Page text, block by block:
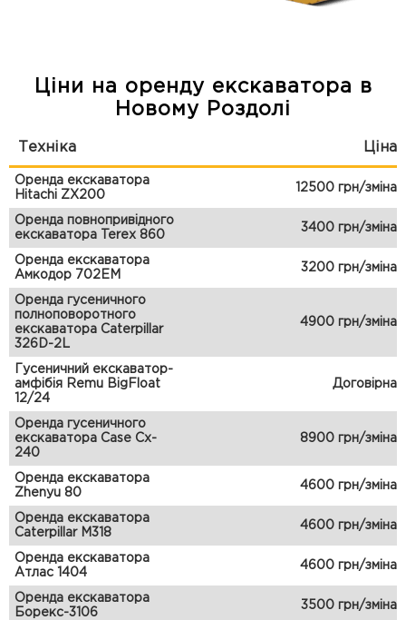
Ціни на оренду екскаватора в
Новому Роздолі
Техніка Ціна
Оренда екскаватора
Hitachi ZX200
12500 грн/зміна
Оренда повнопривідного
екскаватора Terex 860
3400 грн/зміна
Оренда екскаватора
Амкодор 702ЕМ
3200 грн/зміна
Оренда гусеничного
полноповоротного
екскаватора Caterpillar
326D-2L
4900 грн/зміна
Гусеничний екскаватор-
амфібія Remu BigFloat
12/24
Договірна
Оренда гусеничного
екскаватора Case Cx-
240
8900 грн/зміна
Оренда екскаватора
Zhenyu 80
4600 грн/зміна
Оренда екскаватора
Caterpillar M318
4600 грн/зміна
Оренда екскаватора
Атлас 1404
4600 грн/зміна
Оренда екскаватора
Борекс-3106
3500 грн/зміна